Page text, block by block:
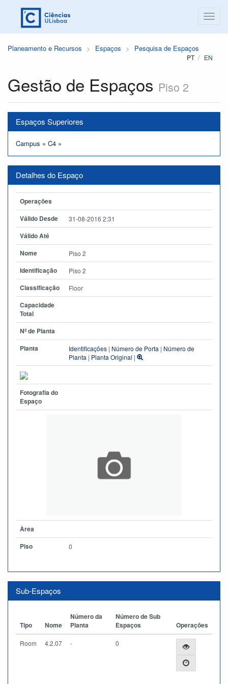
Planeamento e Recursos Espaços Pesquisa de Espaços
PT EN
Gestão de Espaços Piso 2
Espaços Superiores
Campus » C4 »
Detalhes do Espaço
Operações
Válido Desde
31-08-2016 2:31
Válido Até
Nome
Piso 2
Identificação Piso 2
Classificação Floor
Capacidade
Total
Nº de Planta
Planta
Identificações | Número de Porta | Número de
Planta | Planta Original |
Fotografia do
Espaço
Àrea
Piso
0
Sub-Espaços
Tipo Nome
Número da
Planta
Número de Sub
Espaços
Operações
Room 4.2.07 - 0